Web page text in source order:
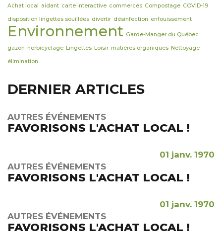
Achat local aidant carte interactive commerces Compostage COVID-19
disposition lingettes souillées divertir désinfection enfouissement
Environnement Garde-Manger du Québec
gazon herbicyclage Lingettes Loisir matières organiques Nettoyage
élimination
DERNIER ARTICLES
AUTRES ÉVÉNEMENTS
FAVORISONS L'ACHAT LOCAL !
01 janv. 1970
AUTRES ÉVÉNEMENTS
FAVORISONS L'ACHAT LOCAL !
01 janv. 1970
AUTRES ÉVÉNEMENTS
FAVORISONS L'ACHAT LOCAL !